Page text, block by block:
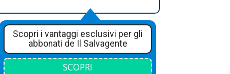
Scopri i vantaggi esclusivi per gli
abbonati de Il Salvagente
SCOPRI